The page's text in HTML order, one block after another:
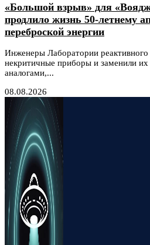
«Большой взрыв» для
продлило жизнь 50-летнему
переброской энергии
Инженеры Лаборатории
некритичные приборы и заменили
аналогами,...
08.08.2026